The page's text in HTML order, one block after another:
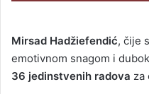
Mirsad Hadžiefendić, čije
emotivnom snagom i
36 jedinstvenih radova za